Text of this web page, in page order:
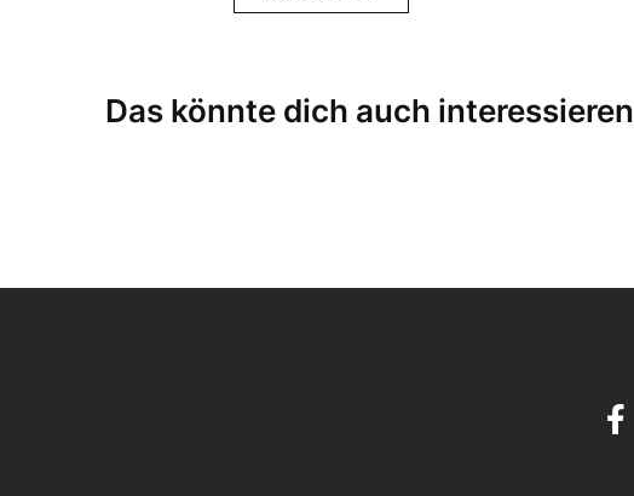
Das könnte dich auch interessieren